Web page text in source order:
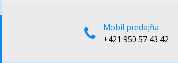
Mobil predajňa
+421 950 57 43 42